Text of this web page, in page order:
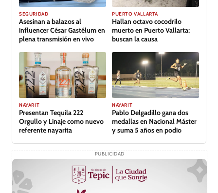
SEGURIDAD
Asesinan a balazos al
influencer César Gastélum en
plena transmisión en vivo
PUERTO VALLARTA
Hallan octavo cocodrilo
muerto en Puerto Vallarta;
buscan la causa
GALERÍA
NAYARIT
Presentan Tequila 222
Orgullo y Linaje como nuevo
referente nayarita
NAYARIT
Pablo Delgadillo gana dos
medallas en Nacional Máster
y suma 5 años en podio
PUBLICIDAD